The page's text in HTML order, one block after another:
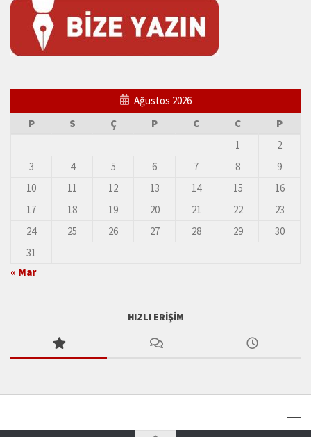
Ağustos 2026
P
S Ç P C C
P
1
2
3
4 5 6 7 8
9
10
11 12 13 14 15
16
17
18 19 20 21 22
23
24
25 26 27 28 29
30
31
« Mar
HIZLI ERIŞIM